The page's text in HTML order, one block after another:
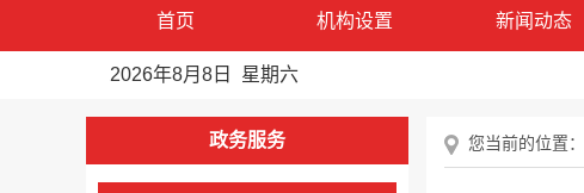
首页 机构设置 新闻动态
2026年8月8日 星期六
政务服务 您当前的位置：